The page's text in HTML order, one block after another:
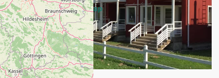
Leaflet | ©OpenStreetMap